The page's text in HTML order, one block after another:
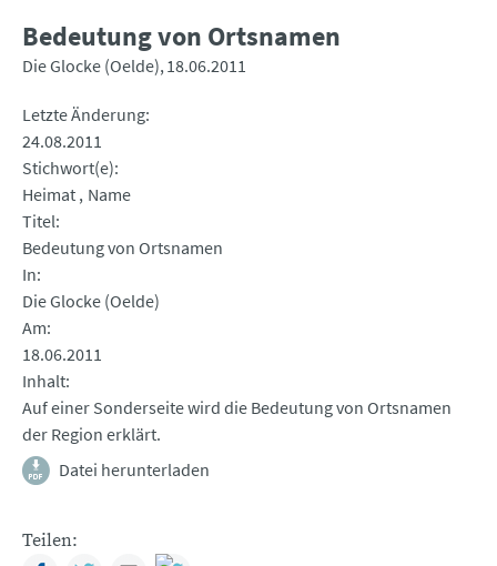
Bedeutung von Ortsnamen
Die Glocke (Oelde) 18.06.2011
Letzte Änderung
24.08.2011
Stichwort(e)
Heimat Name
Titel
Bedeutung von Ortsnamen
In
Die Glocke (Oelde)
Am
18.06.2011
Inhalt
Auf einer Sonderseite wird die Bedeutung von Ortsnamen
der Region erklärt.
Datei herunterladen
Teilen: